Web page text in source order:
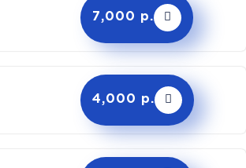
7,000 р.
4,000 р.